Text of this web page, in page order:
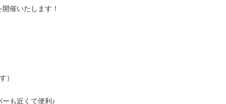
催いたします！
）
も近くて便利♪